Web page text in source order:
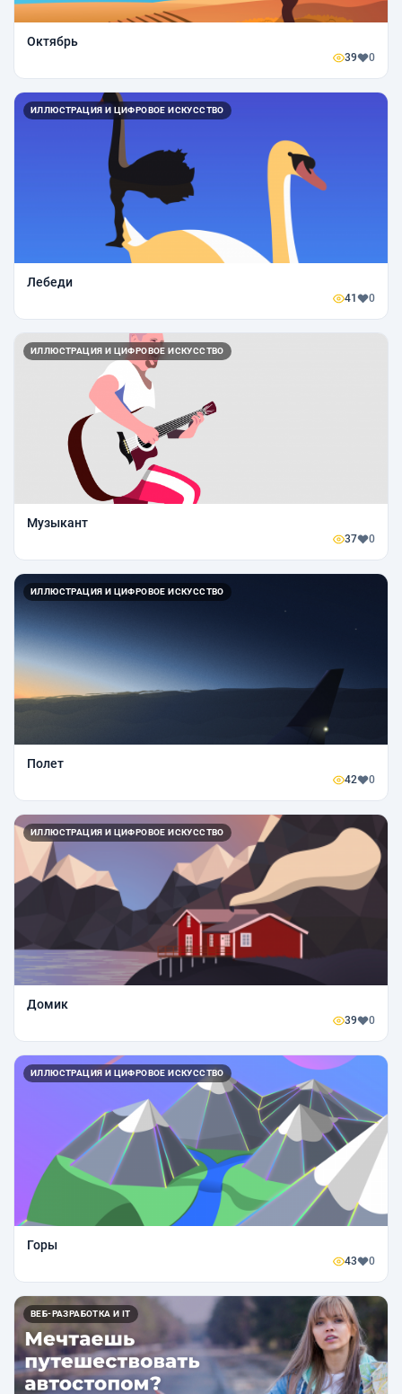
Октябрь
39 0
ИЛЛЮСТРАЦИЯ И ЦИФРОВОЕ ИСКУССТВО
Лебеди
41 0
ИЛЛЮСТРАЦИЯ И ЦИФРОВОЕ ИСКУССТВО
Музыкант
37 0
ИЛЛЮСТРАЦИЯ И ЦИФРОВОЕ ИСКУССТВО
Полет
42 0
ИЛЛЮСТРАЦИЯ И ЦИФРОВОЕ ИСКУССТВО
Домик
39 0
ИЛЛЮСТРАЦИЯ И ЦИФРОВОЕ ИСКУССТВО
Горы
43 0
ВЕБ-РАЗРАБОТКА И IT